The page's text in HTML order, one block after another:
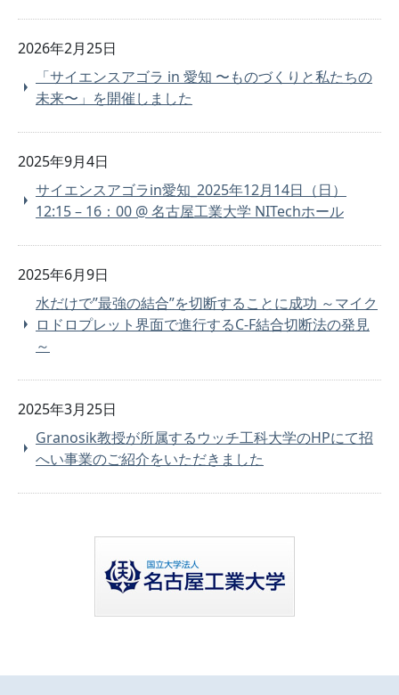
2026年2月25日
「サイエンスアゴラ in 愛知 〜ものづくりと私たちの
未来〜」を開催しました
2025年9月4日
サイエンスアゴラin愛知_2025年12月14日（日）
12:15 – 16：00 @ 名古屋工業大学 NITechホール
2025年6月9日
水だけで”最強の結合”を切断することに成功 ～マイク
ロドロプレット界面で進行するC-F結合切断法の発見
～
2025年3月25日
Granosik教授が所属するウッチ工科大学のHPにて招
へい事業のご紹介をいただきました